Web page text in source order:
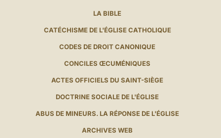
LA BIBLE
CATÉCHISME DE L'ÉGLISE CATHOLIQUE
CODES DE DROIT CANONIQUE
CONCILES ŒCUMÉNIQUES
ACTES OFFICIELS DU SAINT-SIÈGE
DOCTRINE SOCIALE DE L'ÉGLISE
ABUS DE MINEURS. LA RÉPONSE DE L'ÉGLISE
ARCHIVES WEB